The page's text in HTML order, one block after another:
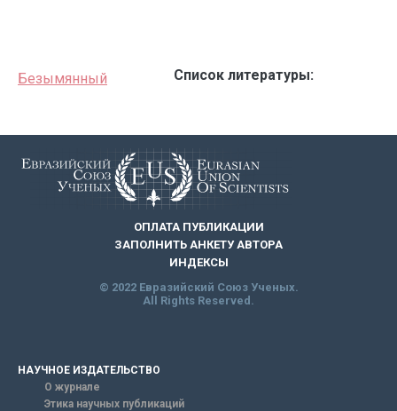
Безымянный Список литературы:
ОПЛАТА ПУБЛИКАЦИИ
ЗАПОЛНИТЬ АНКЕТУ АВТОРА
ИНДЕКСЫ
© 2022 Евразийский Союз Ученых.
All Rights Reserved.
НАУЧНОЕ ИЗДАТЕЛЬСТВО
О журнале
Этика научных публикаций